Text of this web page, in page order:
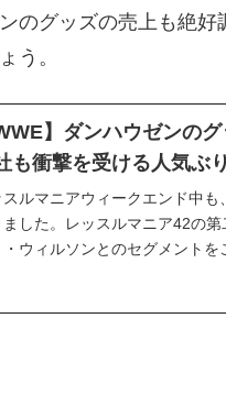
のグッズの売上も絶
う。
】ダンハウゼンの
も衝撃を受ける人気ぶ
スルマニアウィークエンド中
ました。レッスルマニア42の
・ウィルソンとのセグメント
ることで知られています。